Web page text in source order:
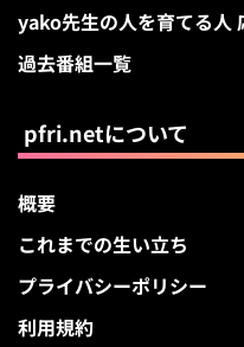
yako先生の人を育てる人
過去番組一覧
pfri.netについて
概要
これまでの生い立ち
プライバシーポリシー
利用規約